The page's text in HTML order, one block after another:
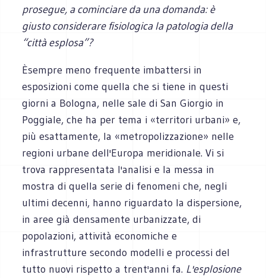
prosegue, a cominciare da una domanda: è
giusto considerare fisiologica la patologia della
“città esplosa”?
Èsempre meno frequente imbattersi in
esposizioni come quella che si tiene in questi
giorni a Bologna, nelle sale di San Giorgio in
Poggiale, che ha per tema i «territori urbani» e,
più esattamente, la «metropolizzazione» nelle
regioni urbane dell'Europa meridionale. Vi si
trova rappresentata l'analisi e la messa in
mostra di quella serie di fenomeni che, negli
ultimi decenni, hanno riguardato la dispersione,
in aree già densamente urbanizzate, di
popolazioni, attività economiche e
infrastrutture secondo modelli e processi del
tutto nuovi rispetto a trent'anni fa. L'esplosione